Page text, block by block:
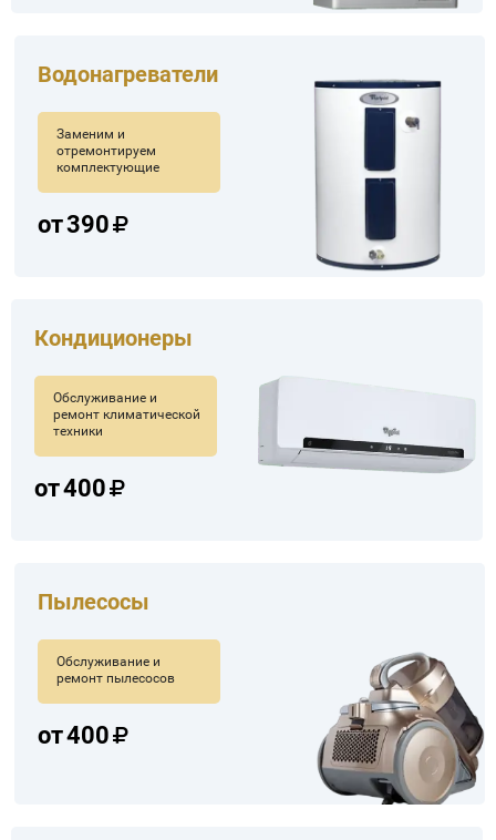
Водонагреватели
Заменим и
отремонтируем
комплектующие
от390
Кондиционеры
Обслуживание и
ремонт климатической
техники
от400
Пылесосы
Обслуживание и
ремонт пылесосов
от400